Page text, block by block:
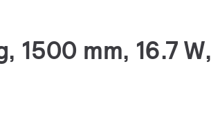
1500 mm, 16.7 W,